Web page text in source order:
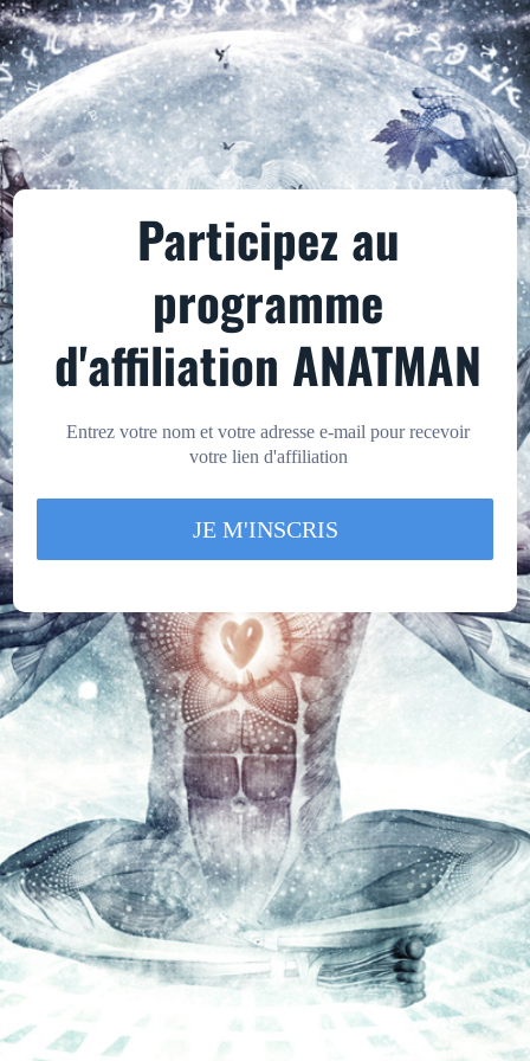
Participez au
programme
d'affiliation ANATMAN
Entrez votre nom et votre adresse e-mail pour recevoir
votre lien d'affiliation
JE M'INSCRIS